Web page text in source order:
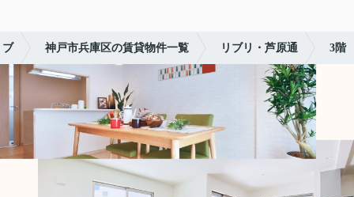
ブ 神戸市兵庫区の賃貸物件一覧 リブリ・芦原通 3階